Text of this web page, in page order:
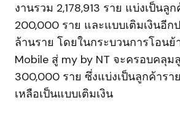
งานรวม 2,178,913 ราย แบ่งเป็นลู
200,000 ราย และแบบเติมเงินอีก
ล้านราย โดยในกระบวนการโอนย้
Mobile สู่ my by NT จะครอบคลุม
300,000 ราย ซึ่งแบ่งเป็นลูกค้ารา
เหลือเป็นแบบเติมเงิน